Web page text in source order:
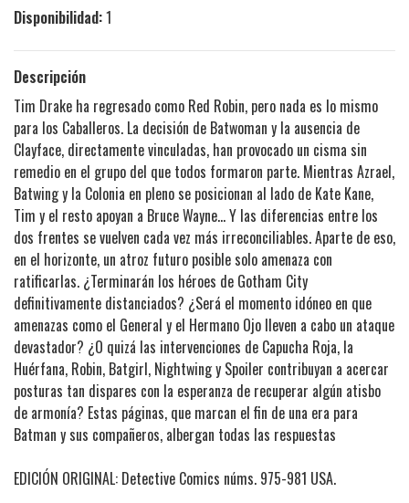
Disponibilidad:1
Descripción
Tim Drake ha regresado como Red Robin, pero nada es lo mismo
para los Caballeros. La decisión de Batwoman y la ausencia de
Clayface, directamente vinculadas, han provocado un cisma sin
remedio en el grupo del que todos formaron parte. Mientras Azrael,
Batwing y la Colonia en pleno se posicionan al lado de Kate Kane,
Tim y el resto apoyan a Bruce Wayne... Y las diferencias entre los
dos frentes se vuelven cada vez más irreconciliables. Aparte de eso,
en el horizonte, un atroz futuro posible solo amenaza con
ratificarlas. ¿Terminarán los héroes de Gotham City
definitivamente distanciados? ¿Será el momento idóneo en que
amenazas como el General y el Hermano Ojo lleven a cabo un ataque
devastador? ¿O quizá las intervenciones de Capucha Roja, la
Huérfana, Robin, Batgirl, Nightwing y Spoiler contribuyan a acercar
posturas tan dispares con la esperanza de recuperar algún atisbo
de armonía? Estas páginas, que marcan el fin de una era para
Batman y sus compañeros, albergan todas las respuestas
EDICIÓN ORIGINAL: Detective Comics núms. 975-981 USA.